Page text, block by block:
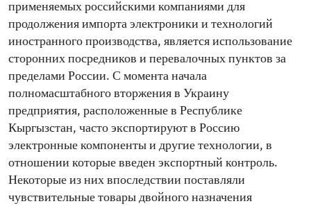
применяемых российскими компаниями для
продолжения импорта электроники и технологий
иностранного производства, является использование
сторонних посредников и перевалочных пунктов за
пределами России. С момента начала
полномасштабного вторжения в Украину
предприятия, расположенные в Республике
Кыргызстан, часто экспортируют в Россию
электронные компоненты и другие технологии, в
отношении которые введен экспортный контроль.
Некоторые из них впоследствии поставляли
чувствительные товары двойного назначения